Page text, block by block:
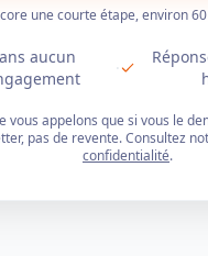
une courte étape, environ
aucun
·
vous appelons que si vous le
pas de revente. Consultez
confidentialité.